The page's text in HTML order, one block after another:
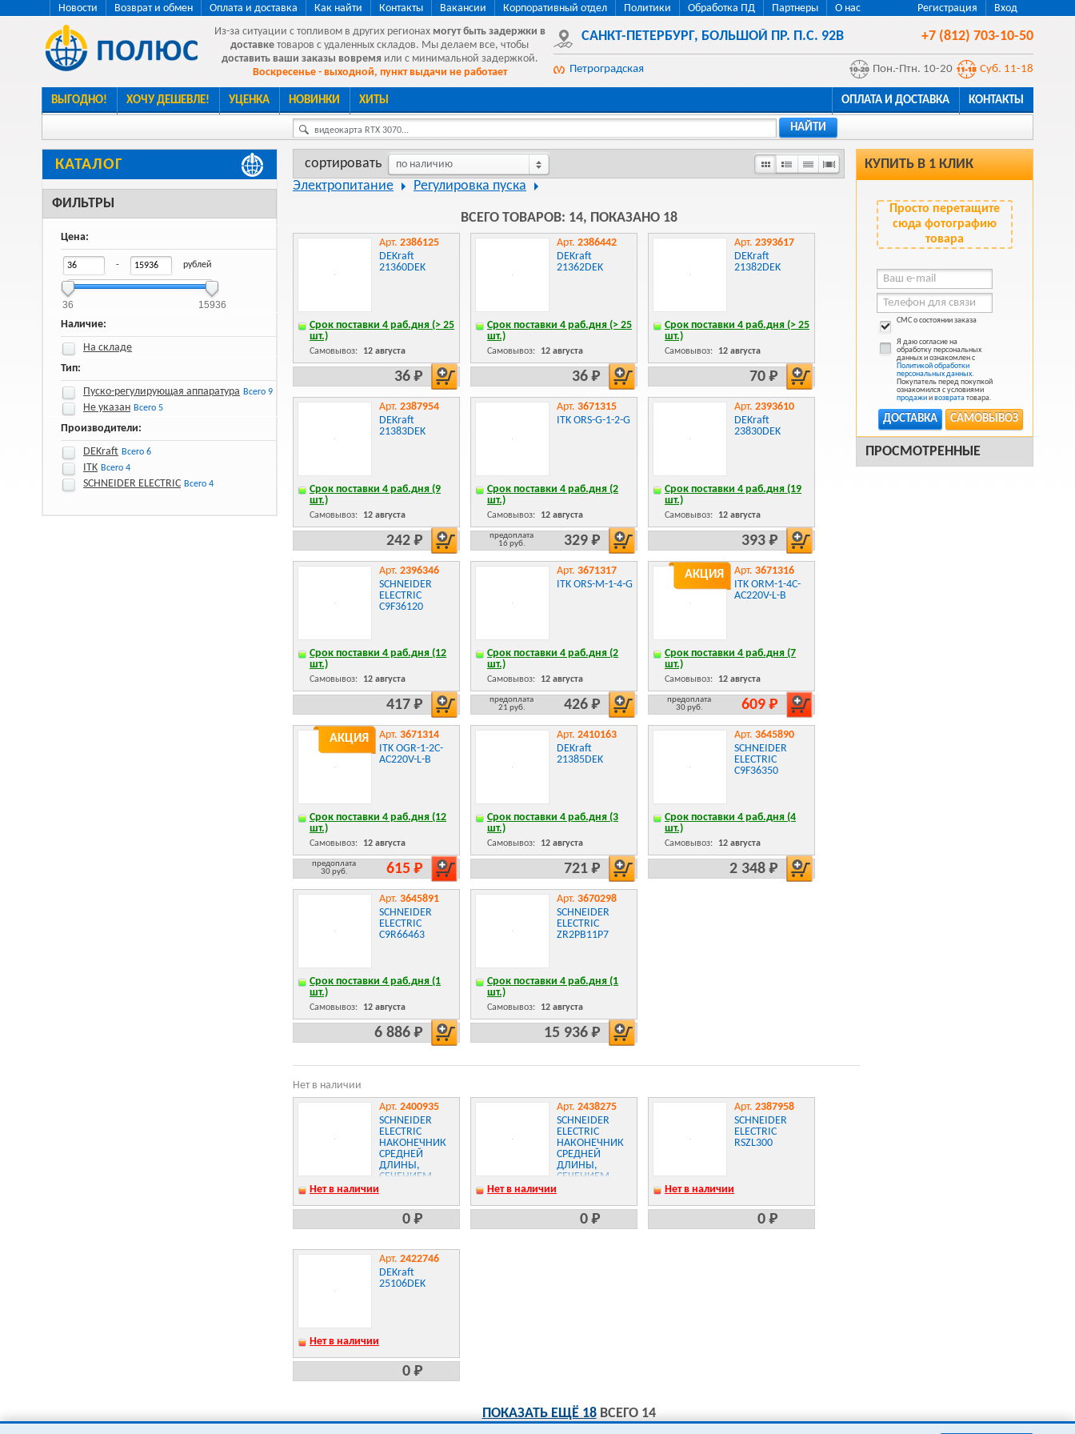
Регистрация Вход
Новости Возврат и обмен Оплата и доставка Как найти Контакты Вакансии Корпоративный отдел Политики Обработка ПД Партнеры
О нас
Из-за ситуации с топливом в других регионах могут быть задержки в
доставке товаров с удаленных складов. Мы делаем все, чтобы
доставить ваши заказы вовремя или с минимальной задержкой.
Воскресенье - выходной, пункт выдачи не работает
САНКТ-ПЕТЕРБУРГ, БОЛЬШОЙ ПР. П.С. 92В +7 (812) 703-10-50
Петроградская Пон.-Птн. 10-20 Суб. 11-18
ВЫГОДНО! ХОЧУ ДЕШЕВЛЕ! УЦЕНКА НОВИНКИ ХИТЫ ОПЛАТА И ДОСТАВКА КОНТАКТЫ
видеокарта RTX 3070... НАЙТИ
КАТАЛОГ
ФИЛЬТРЫ
Цена:
- рублей
36 15936
Наличие:
На складе
Тип:
Пуско-регулирующая аппаратура Всего 9
Не указан Всего 5
Производители:
DEKraft Всего 6
ITK Всего 4
SCHNEIDER ELECTRIC Всего 4
КУПИТЬ В 1 КЛИК
Просто перетащите
сюда фотографию
товара
СМС о состоянии заказа
Я даю согласие на
обработку персональных
данных и ознакомлен с
Политикой обработки
персональных данных.
Покупатель перед покупкой
ознакомился с условиями
продажиивозврататовара.
САМОВЫВОЗ
ДОСТАВКА
ПРОСМОТРЕННЫЕ
сортировать по наличию
Электропитание Регулировка пуска
ВСЕГО ТОВАРОВ: 14, ПОКАЗАНО 18
Арт. 2386125
DEKraft
21360DEK
Срок поставки 4 раб.дня (> 25
шт.)
Самовывоз: 12 августа
36 Р
Арт. 2386442
DEKraft
21362DEK
Срок поставки 4 раб.дня (> 25
шт.)
Самовывоз: 12 августа
36 Р
Арт. 2393617
DEKraft
21382DEK
Срок поставки 4 раб.дня (> 25
шт.)
Самовывоз: 12 августа
70 Р
Арт. 2387954
DEKraft
21383DEK
Срок поставки 4 раб.дня (9
шт.)
Самовывоз: 12 августа
242 Р
Арт. 3671315
ITK ORS-G-1-2-G
Срок поставки 4 раб.дня (2
шт.)
Самовывоз: 12 августа
предоплата
16 руб.
329 Р
Арт. 2393610
DEKraft
23830DEK
Срок поставки 4 раб.дня (19
шт.)
Самовывоз: 12 августа
393 Р
Арт. 2396346
SCHNEIDER
ELECTRIC
C9F36120
Срок поставки 4 раб.дня (12
шт.)
Самовывоз: 12 августа
417 Р
Арт. 3671317
ITK ORS-M-1-4-G
Срок поставки 4 раб.дня (2
шт.)
Самовывоз: 12 августа
предоплата
21 руб.
426 Р
АКЦИЯ Арт. 3671316
ITK ORM-1-4C-
AC220V-L-B
Срок поставки 4 раб.дня (7
шт.)
Самовывоз: 12 августа
предоплата
30 руб.
609 Р
АКЦИЯ Арт. 3671314
ITK OGR-1-2C-
AC220V-L-B
Срок поставки 4 раб.дня (12
шт.)
Самовывоз: 12 августа
предоплата
30 руб.
615 Р
Арт. 2410163
DEKraft
21385DEK
Срок поставки 4 раб.дня (3
шт.)
Самовывоз: 12 августа
721 Р
Арт. 3645890
SCHNEIDER
ELECTRIC
C9F36350
Срок поставки 4 раб.дня (4
шт.)
Самовывоз: 12 августа
2 348 Р
Арт. 3645891
SCHNEIDER
ELECTRIC
C9R66463
Срок поставки 4 раб.дня (1
шт.)
Самовывоз: 12 августа
6 886 Р
Арт. 3670298
SCHNEIDER
ELECTRIC
ZR2PB11P7
Срок поставки 4 раб.дня (1
шт.)
Самовывоз: 12 августа
15 936 Р
Нет в наличии
Арт. 2400935
SCHNEIDER
ELECTRIC
НАКОНЕЧНИК
СРЕДНЕЙ
ДЛИНЫ,
СЕЧЕНИЕМ
Нет в наличии
0 Р
Арт. 2438275
SCHNEIDER
ELECTRIC
НАКОНЕЧНИК
СРЕДНЕЙ
ДЛИНЫ,
СЕЧЕНИЕМ
Нет в наличии
0 Р
Арт. 2387958
SCHNEIDER
ELECTRIC
RSZL300
Нет в наличии
0 Р
Арт. 2422746
DEKraft
25106DEK
Нет в наличии
0 Р
ПОКАЗАТЬ ЕЩЁ 18ВСЕГО 14